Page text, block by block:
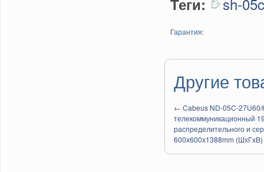
Теги:
Гарантия:
Другие
← Cabeus ND-05C-
телекоммуникационный
распределительного и
600x600x1388mm (ШхГхВ)